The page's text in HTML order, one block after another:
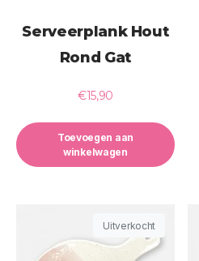
Serveerplank Hout
Rond Gat
€15,90
Toevoegen aan
winkelwagen
Uitverkocht